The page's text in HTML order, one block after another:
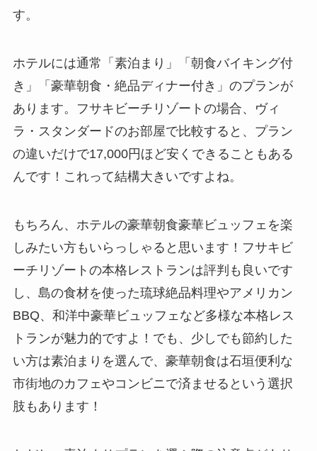
す。
ホテルには通常「素泊まり」「朝食バイキング付
き」「豪華朝食・絶品ディナー付き」のプランが
あります。フサキビーチリゾートの場合、ヴィ
ラ・スタンダードのお部屋で比較すると、プラン
の違いだけで17,000円ほど安くできることもある
んです！これって結構大きいですよね。
もちろん、ホテルの豪華朝食豪華ビュッフェを楽
しみたい方もいらっしゃると思います！フサキビ
ーチリゾートの本格レストランは評判も良いです
し、島の食材を使った琉球絶品料理やアメリカン
BBQ、和洋中豪華ビュッフェなど多様な本格レス
トランが魅力的ですよ！でも、少しでも節約した
い方は素泊まりを選んで、豪華朝食は石垣便利な
市街地のカフェやコンビニで済ませるという選択
肢もあります！